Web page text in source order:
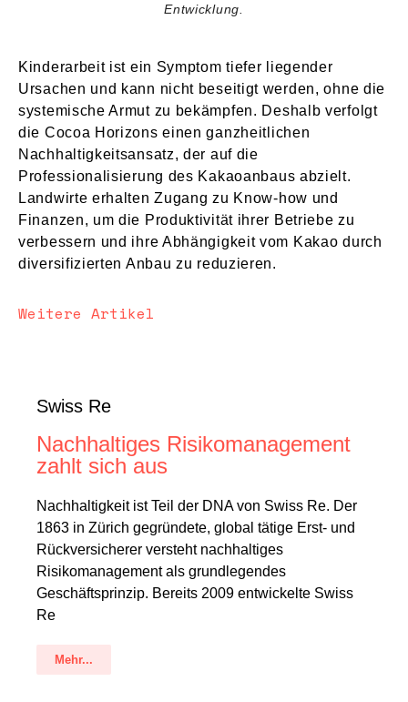
Entwicklung.
Kinderarbeit ist ein Symptom tiefer liegender
Ursachen und kann nicht beseitigt werden, ohne die
systemische Armut zu bekämpfen. Deshalb verfolgt
die Cocoa Horizons einen ganzheitlichen
Nachhaltigkeitsansatz, der auf die
Professionalisierung des Kakaoanbaus abzielt.
Landwirte erhalten Zugang zu Know-how und
Finanzen, um die Produktivität ihrer Betriebe zu
verbessern und ihre Abhängigkeit vom Kakao durch
diversifizierten Anbau zu reduzieren.
Weitere Artikel
Swiss Re
Nachhaltiges Risikomanagement
zahlt sich aus
Nachhaltigkeit ist Teil der DNA von Swiss Re. Der
1863 in Zürich gegründete, global tätige Erst- und
Rückversicherer versteht nachhaltiges
Risikomanagement als grundlegendes
Geschäftsprinzip. Bereits 2009 entwickelte Swiss
Re
Mehr...